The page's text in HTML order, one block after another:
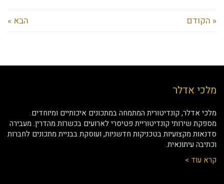
« הקודם הבא »
מלכי אדלר
מלכי אדלר, קונדיטורית המתמחה במתכונים איכותיים ומיוחדים.
מספקת שירותי קונדיטוריית פטיסרי לארועים בכשרות מהדרין. מעבירה
סדנאות מקצועיות בטכניקות חדשניות, ועוסקת בבניית מתכונים לחברות
וכתיבה עיתונאית.
קרא עוד >